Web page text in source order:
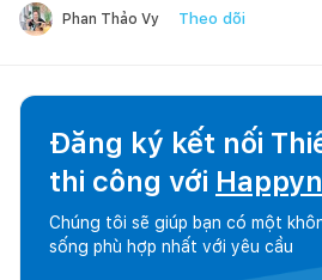
Phan Thảo Vy Theo dõi
Đăng ký kết nối
thi công với
Chúng tôi sẽ giúp bạn có một
sống phù hợp nhất với yêu cầu